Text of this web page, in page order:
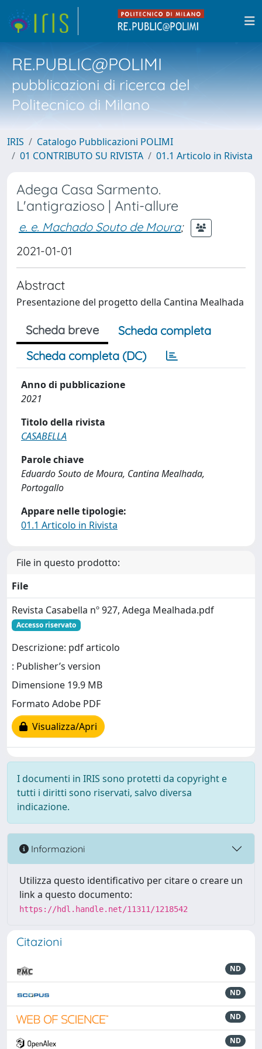
RE.PUBLIC@POLIMI
pubblicazioni di ricerca del
Politecnico di Milano
IRIS
Catalogo Pubblicazioni POLIMI
01 CONTRIBUTO SU RIVISTA
01.1 Articolo in Rivista
Adega Casa Sarmento.
L'antigrazioso | Anti-allure
e. e. Machado Souto de Moura;
2021-01-01
Abstract
Presentazione del progetto della Cantina Mealhada
Scheda breve
Scheda completa
Scheda completa (DC)
Anno di pubblicazione
2021
Titolo della rivista
CASABELLA
Parole chiave
Eduardo Souto de Moura, Cantina Mealhada,
Portogallo
Appare nelle tipologie:
01.1 Articolo in Rivista
File in questo prodotto:
File
Revista Casabella nº 927, Adega Mealhada.pdf
Accesso riservato
Descrizione: pdf articolo
: Publisher’s version
Dimensione 19.9 MB
Formato Adobe PDF
Visualizza/Apri
I documenti in IRIS sono protetti da copyright e
tutti i diritti sono riservati, salvo diversa
indicazione.
Informazioni
Utilizza questo identificativo per citare o creare un
link a questo documento:
https://hdl.handle.net/11311/1218542
Citazioni
ND
ND
ND
ND